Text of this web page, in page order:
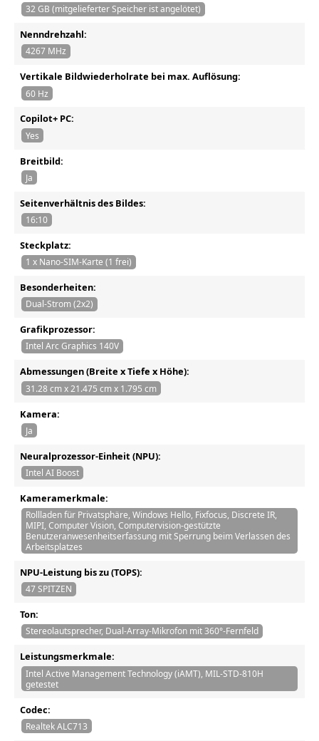
32 GB (mitgelieferter Speicher ist angelötet)
Nenndrehzahl:
4267 MHz
Vertikale Bildwiederholrate bei max. Auflösung:
60 Hz
Copilot+ PC:
Yes
Breitbild:
Ja
Seitenverhältnis des Bildes:
16:10
Steckplatz:
1 x Nano-SIM-Karte (1 frei)
Besonderheiten:
Dual-Strom (2x2)
Grafikprozessor:
Intel Arc Graphics 140V
Abmessungen (Breite x Tiefe x Höhe):
31.28 cm x 21.475 cm x 1.795 cm
Kamera:
Ja
Neuralprozessor-Einheit (NPU):
Intel AI Boost
Kameramerkmale:
Rollladen für Privatsphäre, Windows Hello, Fixfocus, Discrete IR,
MIPI, Computer Vision, Computervision-gestützte
Benutzeranwesenheitserfassung mit Sperrung beim Verlassen des
Arbeitsplatzes
NPU-Leistung bis zu (TOPS):
47 SPITZEN
Ton:
Stereolautsprecher, Dual-Array-Mikrofon mit 360°-Fernfeld
Leistungsmerkmale:
Intel Active Management Technology (iAMT), MIL-STD-810H
getestet
Codec:
Realtek ALC713